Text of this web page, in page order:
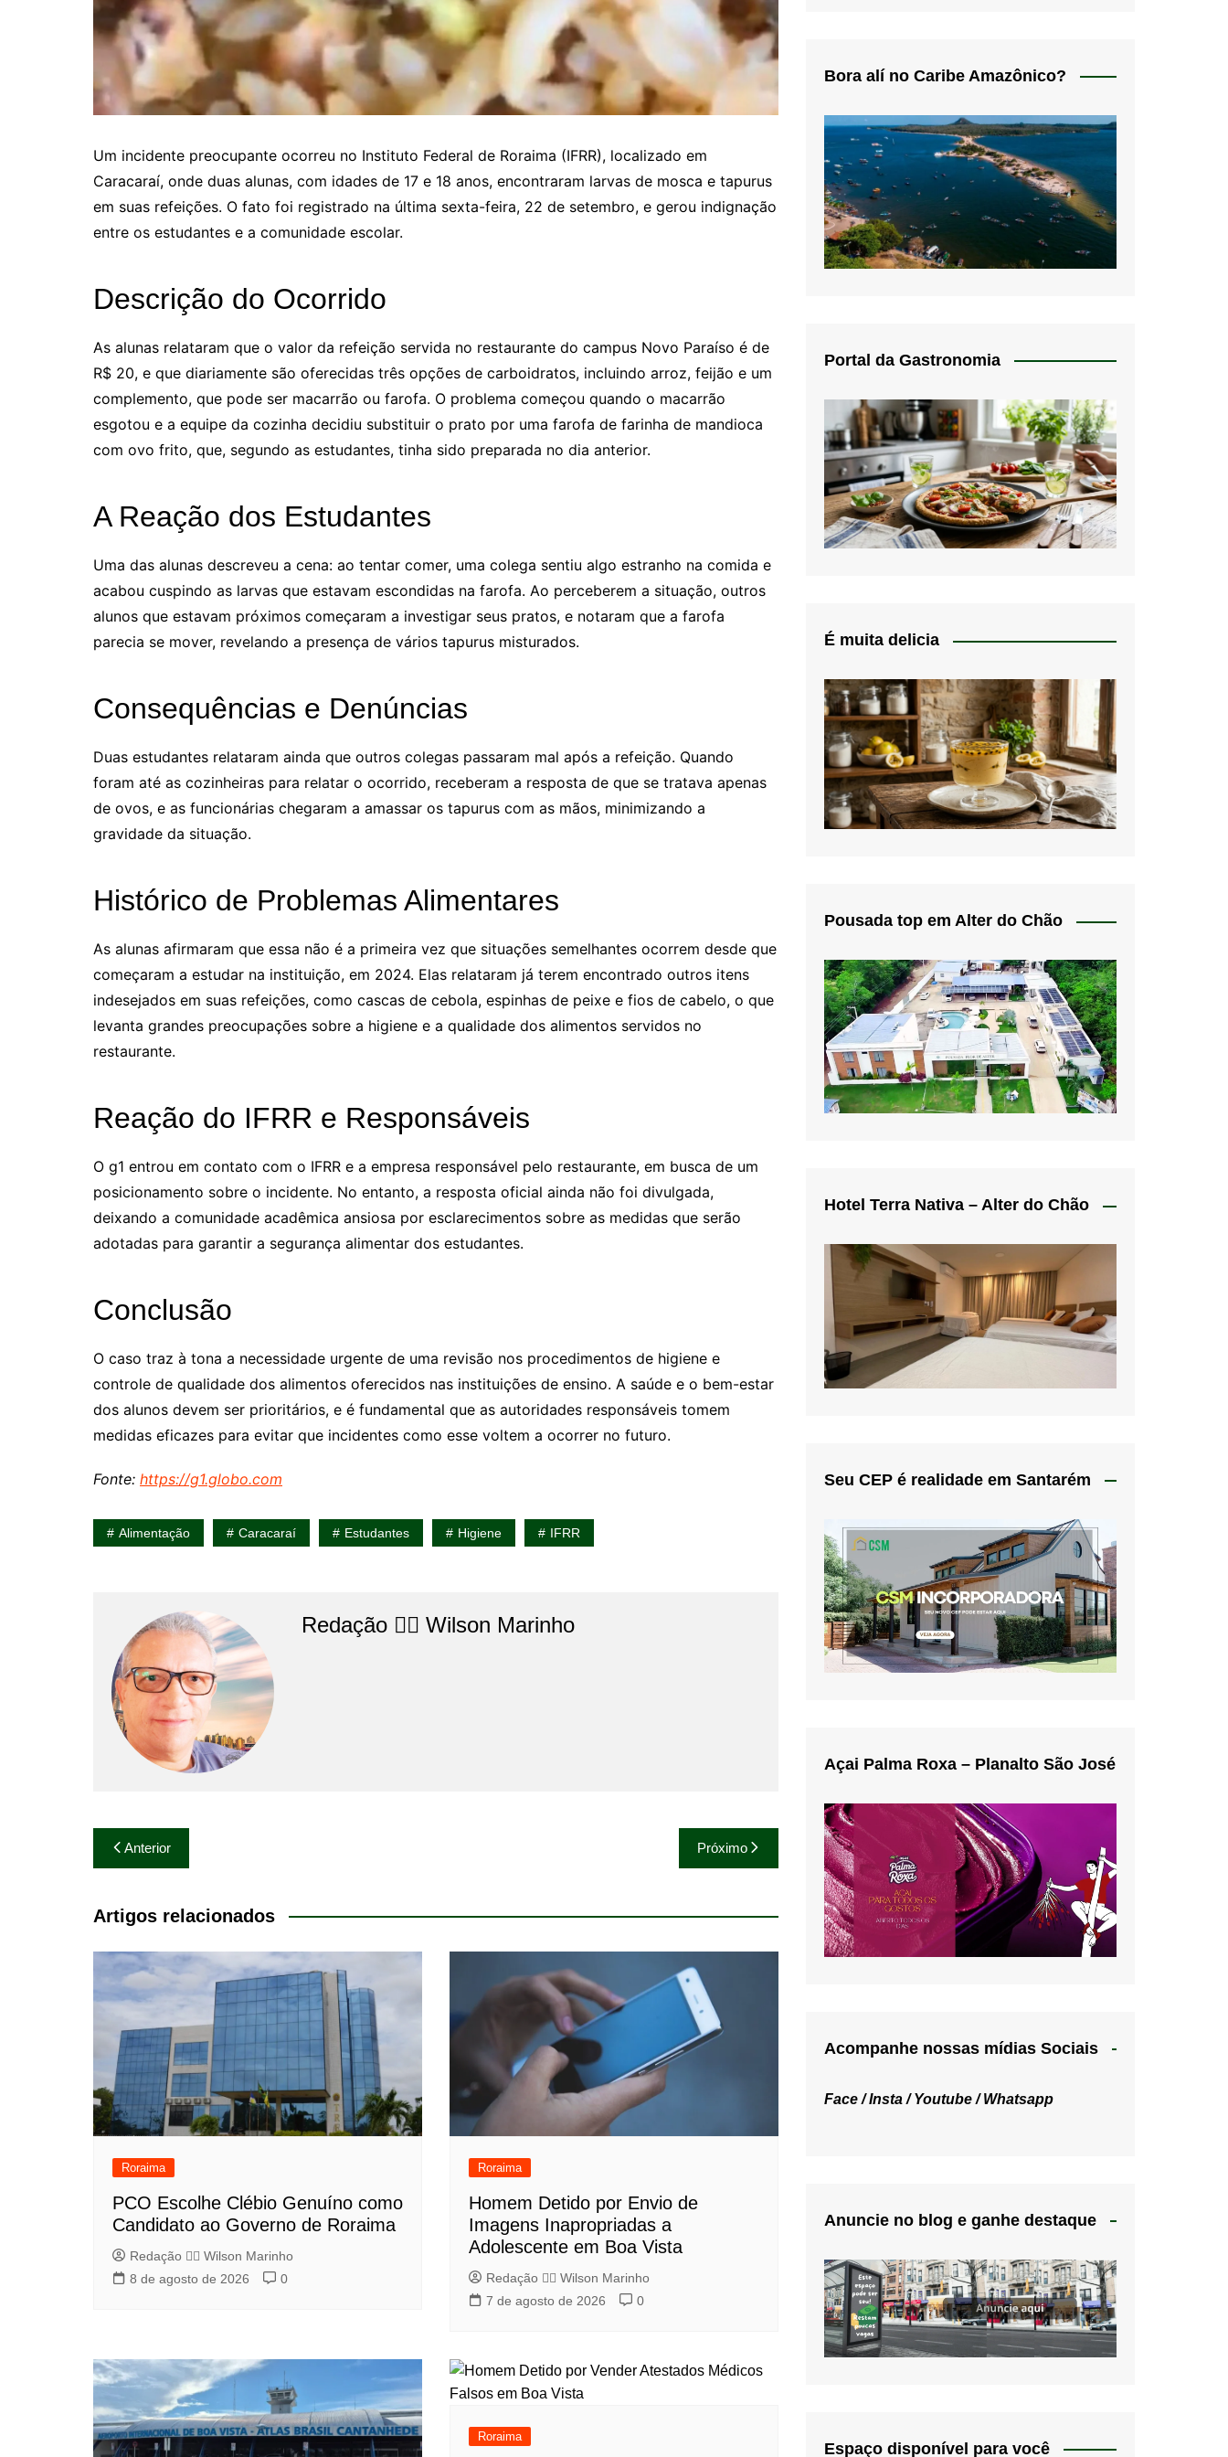
Um incidente preocupante ocorreu no Instituto Federal de Roraima (IFRR), localizado em
Caracaraí, onde duas alunas, com idades de 17 e 18 anos, encontraram larvas de mosca e tapurus
em suas refeições. O fato foi registrado na última sexta-feira, 22 de setembro, e gerou indignação
entre os estudantes e a comunidade escolar.
Descrição do Ocorrido
As alunas relataram que o valor da refeição servida no restaurante do campus Novo Paraíso é de
R$ 20, e que diariamente são oferecidas três opções de carboidratos, incluindo arroz, feijão e um
complemento, que pode ser macarrão ou farofa. O problema começou quando o macarrão
esgotou e a equipe da cozinha decidiu substituir o prato por uma farofa de farinha de mandioca
com ovo frito, que, segundo as estudantes, tinha sido preparada no dia anterior.
A Reação dos Estudantes
Uma das alunas descreveu a cena: ao tentar comer, uma colega sentiu algo estranho na comida e
acabou cuspindo as larvas que estavam escondidas na farofa. Ao perceberem a situação, outros
alunos que estavam próximos começaram a investigar seus pratos, e notaram que a farofa
parecia se mover, revelando a presença de vários tapurus misturados.
Consequências e Denúncias
Duas estudantes relataram ainda que outros colegas passaram mal após a refeição. Quando
foram até as cozinheiras para relatar o ocorrido, receberam a resposta de que se tratava apenas
de ovos, e as funcionárias chegaram a amassar os tapurus com as mãos, minimizando a
gravidade da situação.
Histórico de Problemas Alimentares
As alunas afirmaram que essa não é a primeira vez que situações semelhantes ocorrem desde que
começaram a estudar na instituição, em 2024. Elas relataram já terem encontrado outros itens
indesejados em suas refeições, como cascas de cebola, espinhas de peixe e fios de cabelo, o que
levanta grandes preocupações sobre a higiene e a qualidade dos alimentos servidos no
restaurante.
Reação do IFRR e Responsáveis
O g1 entrou em contato com o IFRR e a empresa responsável pelo restaurante, em busca de um
posicionamento sobre o incidente. No entanto, a resposta oficial ainda não foi divulgada,
deixando a comunidade acadêmica ansiosa por esclarecimentos sobre as medidas que serão
adotadas para garantir a segurança alimentar dos estudantes.
Conclusão
O caso traz à tona a necessidade urgente de uma revisão nos procedimentos de higiene e
controle de qualidade dos alimentos oferecidos nas instituições de ensino. A saúde e o bem-estar
dos alunos devem ser prioritários, e é fundamental que as autoridades responsáveis tomem
medidas eficazes para evitar que incidentes como esse voltem a ocorrer no futuro.
Fonte: https://g1.globo.com
Alimentação Caracaraí Estudantes Higiene IFRR
Redação 👨‍⚖️​ Wilson Marinho
Navegação
de
Post
Anterior Próximo
Artigos relacionados
Roraima
PCO Escolhe Clébio Genuíno como
Candidato ao Governo de Roraima
Redação 👨‍⚖️​ Wilson Marinho
8 de agosto de 2026
0
Roraima
Homem Detido por Envio de
Imagens Inapropriadas a
Adolescente em Boa Vista
Redação 👨‍⚖️​ Wilson Marinho
7 de agosto de 2026
0
Roraima
Bora alí no Caribe Amazônico?
Portal da Gastronomia
É muita delicia
Pousada top em Alter do Chão
Hotel Terra Nativa – Alter do Chão
Seu CEP é realidade em Santarém
Açai Palma Roxa – Planalto São José
Acompanhe nossas mídias Sociais
Face /Insta /Youtube /Whatsapp
Anuncie no blog e ganhe destaque
Espaço disponível para você